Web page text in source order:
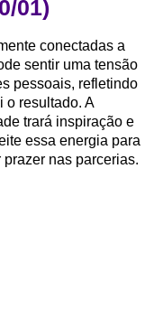
01)
conectadas a
sentir uma tensão
pessoais, refletindo
o resultado. A
trará inspiração e
essa energia para
nas parcerias.